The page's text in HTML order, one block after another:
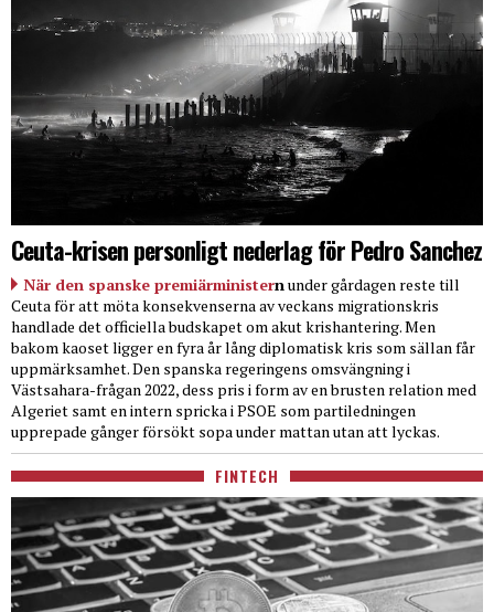
Ceuta-krisen personligt nederlag för Pedro Sanchez
När den spanske premiärministernunder gårdagen reste till
Ceuta för att möta konsekvenserna av veckans migrationskris
handlade det officiella budskapet om akut krishantering. Men
bakom kaoset ligger en fyra år lång diplomatisk kris som sällan får
uppmärksamhet. Den spanska regeringens omsvängning i
Västsahara-frågan 2022, dess pris i form av en brusten relation med
Algeriet samt en intern spricka i PSOE som partiledningen
upprepade gånger försökt sopa under mattan utan att lyckas.
FINTECH